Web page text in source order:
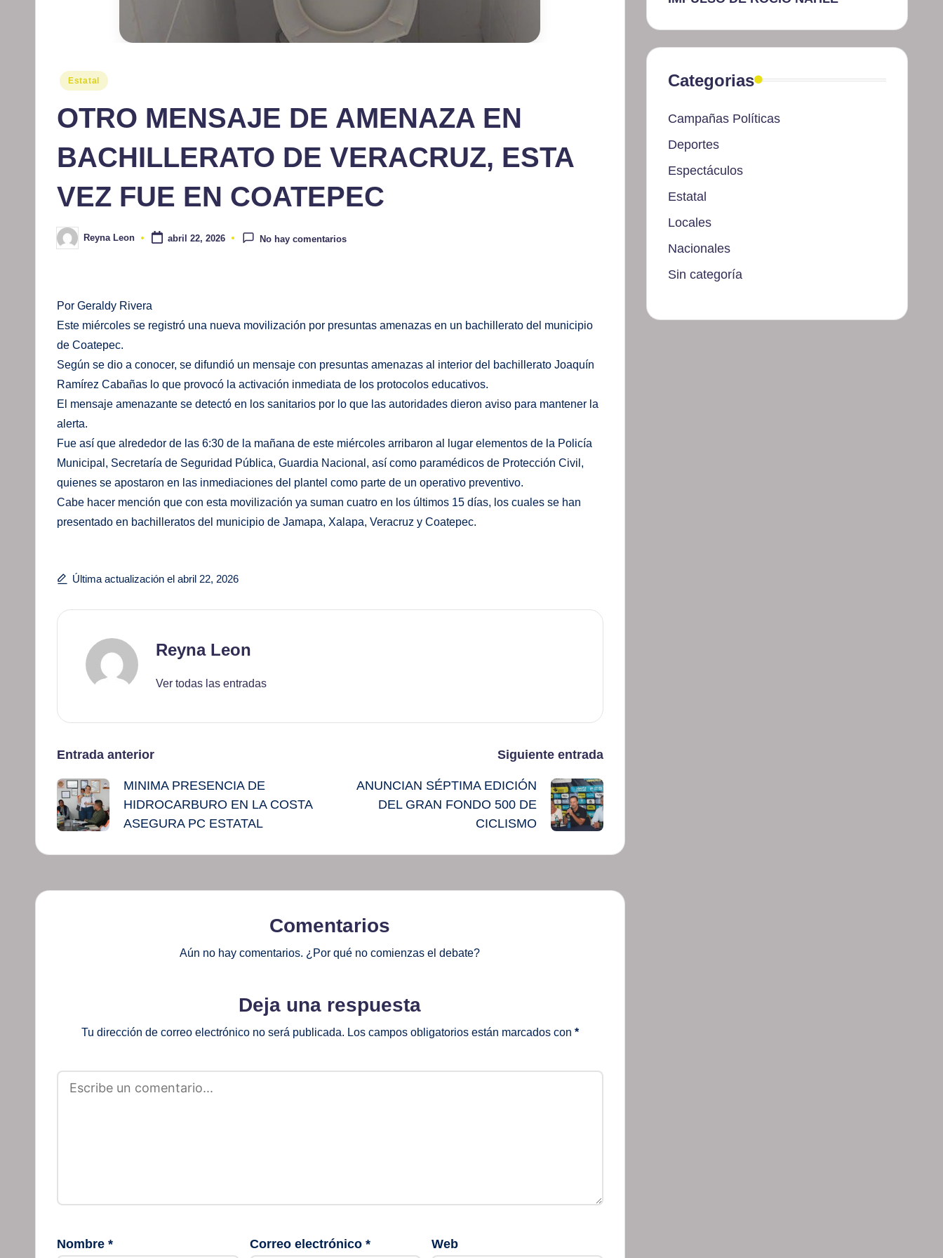
Publicado
Estatal
OTRO MENSAJE DE AMENAZA EN
BACHILLERATO DE VERACRUZ, ESTA
VEZ FUE EN COATEPEC
Publicado
por
Reyna Leon abril 22, 2026 No hay comentarios
Por Geraldy Rivera
Este miércoles se registró una nueva movilización por presuntas amenazas en un bachillerato del municipio
de Coatepec.
Según se dio a conocer, se difundió un mensaje con presuntas amenazas al interior del bachillerato Joaquín
Ramírez Cabañas lo que provocó la activación inmediata de los protocolos educativos.
El mensaje amenazante se detectó en los sanitarios por lo que las autoridades dieron aviso para mantener la
alerta.
Fue así que alrededor de las 6:30 de la mañana de este miércoles arribaron al lugar elementos de la Policía
Municipal, Secretaría de Seguridad Pública, Guardia Nacional, así como paramédicos de Protección Civil,
quienes se apostaron en las inmediaciones del plantel como parte de un operativo preventivo.
Cabe hacer mención que con esta movilización ya suman cuatro en los últimos 15 días, los cuales se han
presentado en bachilleratos del municipio de Jamapa, Xalapa, Veracruz y Coatepec.
Última actualización el abril 22, 2026
Reyna Leon
Ver todas las entradas
Navegación
de
entradas
Entrada anterior
MINIMA PRESENCIA DE
HIDROCARBURO EN LA COSTA
ASEGURA PC ESTATAL
Siguiente entrada
ANUNCIAN SÉPTIMA EDICIÓN
DEL GRAN FONDO 500 DE
CICLISMO
Comentarios
Aún no hay comentarios. ¿Por qué no comienzas el debate?
Deja una respuesta
Tu dirección de correo electrónico no será publicada. Los campos obligatorios están marcados con *
Nombre * Correo electrónico * Web
Categorias
Campañas Políticas
Deportes
Espectáculos
Estatal
Locales
Nacionales
Sin categoría